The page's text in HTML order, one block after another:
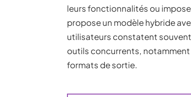
leurs fonctionnalités ou
propose un modèle hybride
utilisateurs constatent
outils concurrents,
formats de sortie.